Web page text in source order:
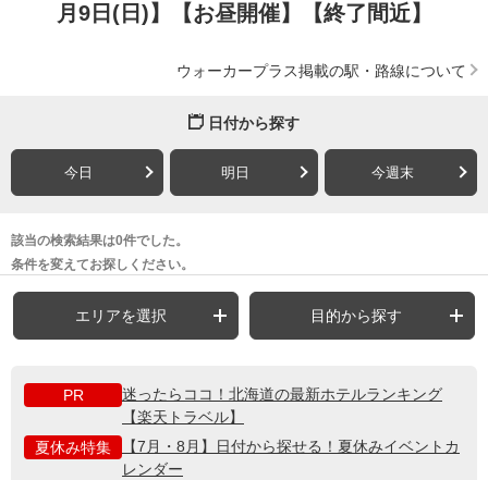
月9日(日)】【お昼開催】【終了間近】
ウォーカープラス掲載の駅・路線について
日付から探す
今日 明日 今週末
該当の検索結果は0件でした。
条件を変えてお探しください。
エリアを選択 目的から探す
PR
迷ったらココ！北海道の最新ホテルランキング
【楽天トラベル】
夏休み特集
【7月・8月】日付から探せる！夏休みイベントカ
レンダー